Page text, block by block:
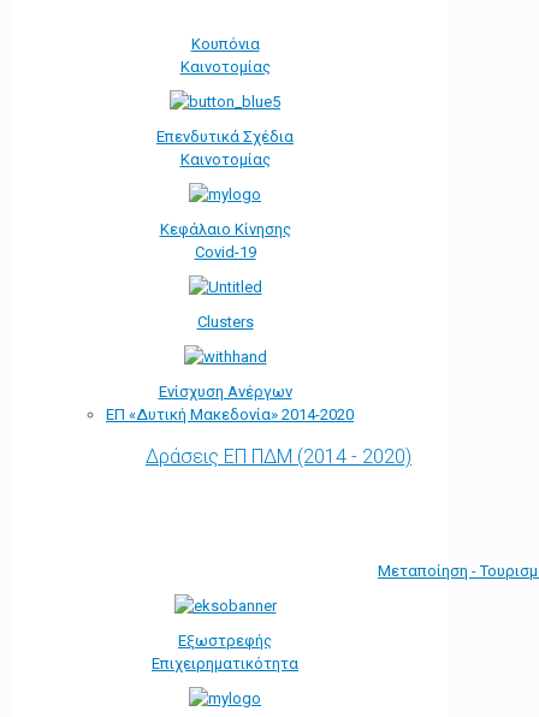
Κουπόνια
Καινοτομίας
Επενδυτικά Σχέδια
Καινοτομίας
Κεφάλαιο Κίνησης
Covid-19
Clusters
Ενίσχυση Ανέργων
ΕΠ «Δυτική Μακεδονία» 2014-2020
Δράσεις ΕΠ ΠΔΜ (2014 - 2020)
Μεταποίηση -
Εξωστρεφής
Επιχειρηματικότητα